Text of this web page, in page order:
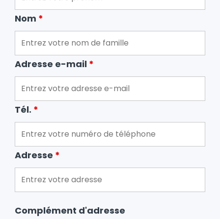
Nom *
Adresse e-mail *
Tél. *
Adresse *
Complément d'adresse